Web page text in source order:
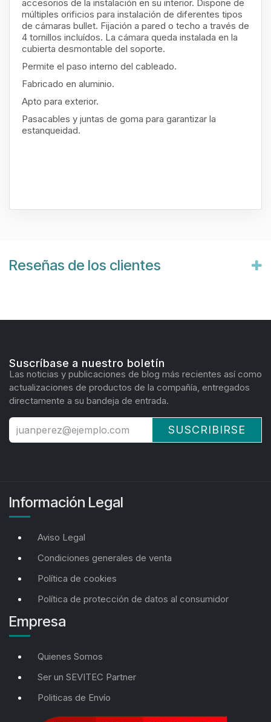
accesorios de la instalación en su interior. Dispone de
múltiples orificios para instalación de diferentes tipos
de cámaras bullet. Fijación a pared o techo a través de
4 tornillos incluídos. La cámara queda instalada en la
cubierta desmontable del soporte.
Permite el paso interno del cableado.
Fabricado en aluminio.
Apto para exterior.
Pasacables y juntas de goma para garantizar la
estanqueidad.
Reseñas de los clientes
Suscríbase a nuestro boletín
Las noticias y publicaciones de blog más recientes así como
actualizaciones de productos de la compañía, entregados
directamente a su bandeja de entrada.
SUSCRIBIRSE
Información Legal
Aviso Legal
Condiciones generales de venta
Política de cookies
Política de protección de datos al consumidor
Empresa
Quienes Somos
Ser un SEVITEC Partner
Politicas de Envío